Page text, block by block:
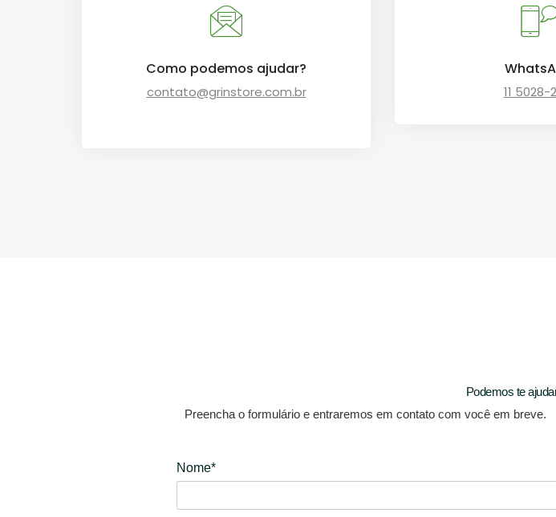
Como podemos ajudar?
contato@grinstore.com.br 11 5028-
Podemos te
Preencha o formulário e entraremos em contato com você em breve.
Nome*